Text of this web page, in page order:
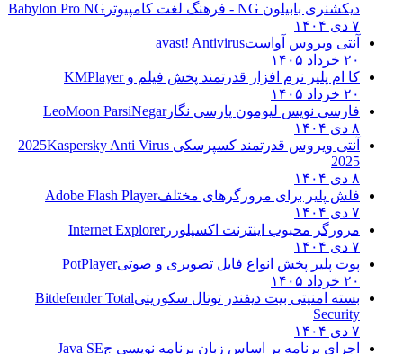
دیکشنری بابیلون NG - فرهنگ لغت کامپیوتر
Babylon Pro NG
۷ دی ۱۴۰۴
آنتی ویروس آواستavast! Antivirus
۲۰ خرداد ۱۴۰۵
کا ام پلیر نرم افزار قدرتمند پخش فیلم وKMPlayer
۲۰ خرداد ۱۴۰۵
فارسی نویس لیومون پارسی نگارLeoMoon ParsiNegar
۸ دی ۱۴۰۴
آنتی ویروس قدرتمند کسپرسکی 2025 Kaspersky Anti Virus
2025
۸ دی ۱۴۰۴
فلش پلیر برای مرورگرهای مختلفAdobe Flash Player
۷ دی ۱۴۰۴
مرورگر محبوب اینترنت اکسپلوررInternet Explorer
۷ دی ۱۴۰۴
پوت پلیر پخش انواع فایل تصویری و صوتیPotPlayer
۲۰ خرداد ۱۴۰۵
بسته امنیتی بیت دیفندر توتال سکوریتیBitdefender Total
Security
۷ دی ۱۴۰۴
اجرای برنامه بر اساس زبان برنامه نویسی جJava SE